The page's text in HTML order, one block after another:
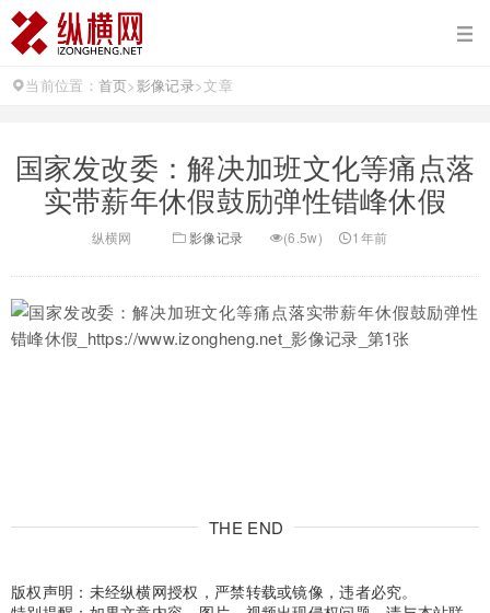
当前位置： 首页>影像记录>文章
国家发改委：解决加班文化等痛点落
实带薪年休假鼓励弹性错峰休假
纵横网 影像记录 (6.5w) 1年前
THE END
版权声明：未经纵横网授权，严禁转载或镜像，违者必究。